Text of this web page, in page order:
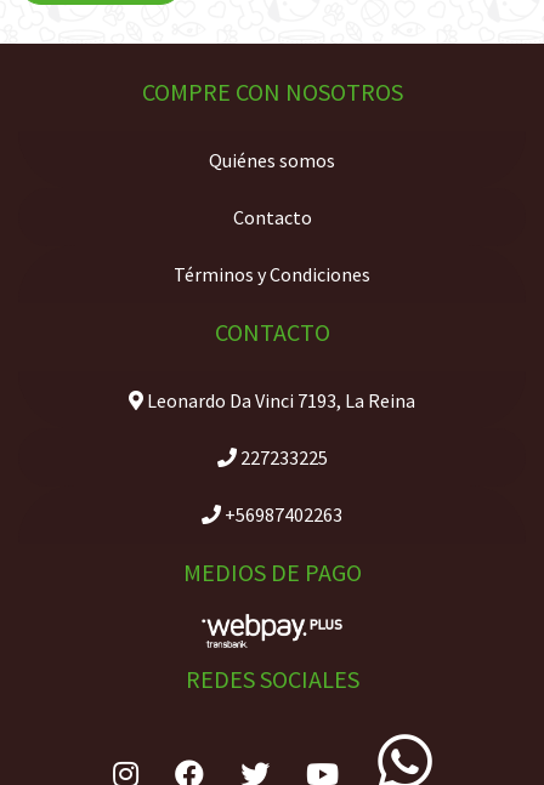
COMPRE CON NOSOTROS
Quiénes somos
Contacto
Términos y Condiciones
CONTACTO
Leonardo Da Vinci 7193, La Reina
227233225
+56987402263
MEDIOS DE PAGO
REDES SOCIALES